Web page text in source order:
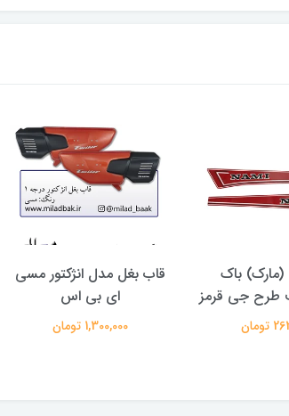
باک
طرح جی قرمز
قاب بغل مدل انژکتور مسی
ای بی اس
1,300,000 تومان